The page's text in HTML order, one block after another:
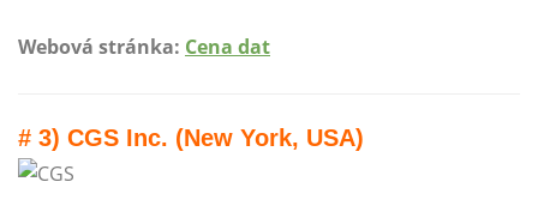
Webová stránka: Cena dat
# 3) CGS Inc. (New York, USA)